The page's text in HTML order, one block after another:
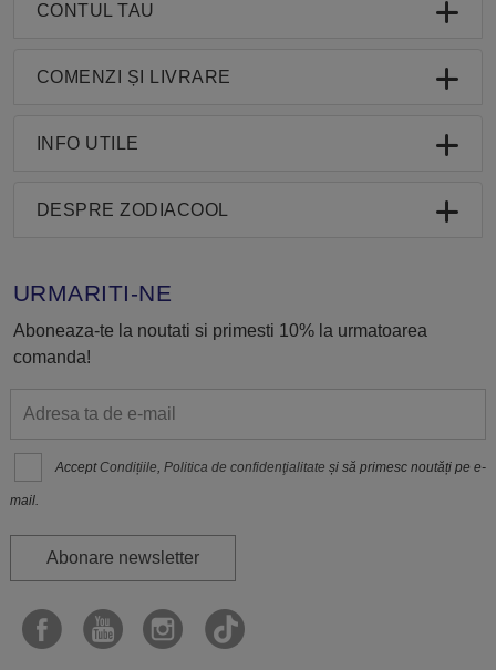
CONTUL TAU
COMENZI ȘI LIVRARE
INFO UTILE
DESPRE ZODIACOOL
URMARITI-NE
Aboneaza-te la noutati si primesti 10% la urmatoarea
comanda!
Accept Condițiile,Politica de confidenţialitate și să primesc noutăți pe e-
mail.
Abonare newsletter